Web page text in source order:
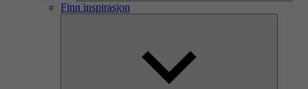
Finn inspirasjon